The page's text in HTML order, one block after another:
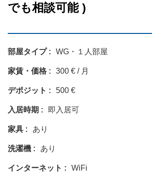
でも相談可能 )
部屋タイプ WG・１人部屋
家賃・価格 300 € / 月
デポジット 500 €
入居時期 即入居可
家具 あり
洗濯機 あり
インターネット WiFi